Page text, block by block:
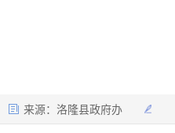
来源： 洛隆县政府办